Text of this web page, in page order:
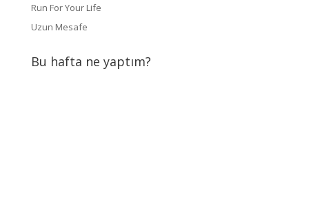
Run For Your Life
Uzun Mesafe
Bu hafta ne yaptım?